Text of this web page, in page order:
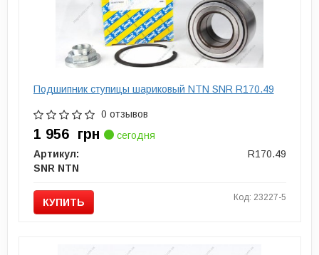
Подшипник ступицы шариковый NTN SNR R170.49
0 отзывов
1 956 грн
сегодня
Артикул:
R170.49
SNR NTN
КУПИТЬ Код: 23227-5